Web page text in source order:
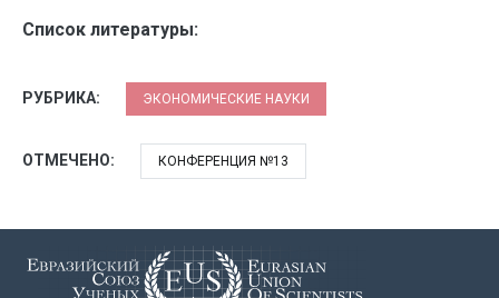
Список литературы:
РУБРИКА: ЭКОНОМИЧЕСКИЕ НАУКИ
ОТМЕЧЕНО: КОНФЕРЕНЦИЯ №13